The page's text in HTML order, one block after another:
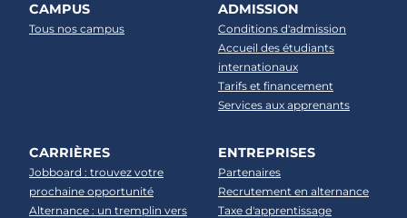
CAMPUS
Tous nos campus
ADMISSION
Conditions d'admission
Accueil des étudiants
internationaux
Tarifs et financement
Services aux apprenants
CARRIÈRES
Jobboard : trouvez votre
prochaine opportunité
Alternance : un tremplin vers
ENTREPRISES
Partenaires
Recrutement en alternance
Taxe d'apprentissage